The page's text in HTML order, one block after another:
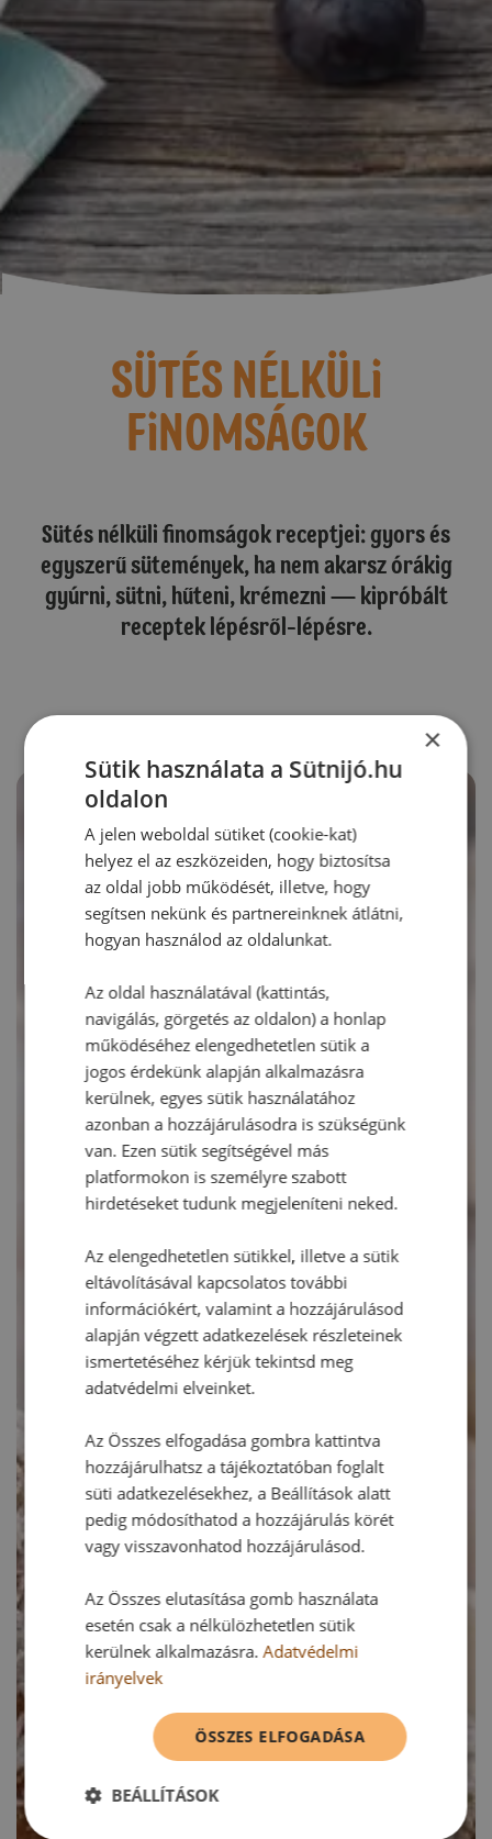
SÜTÉS NÉLKÜLi
FiNOMSÁGOK
Sütés nélküli finomságok receptjei: gyors és
egyszerű sütemények, ha nem akarsz órákig
gyúrni, sütni, hűteni, krémezni — kipróbált
receptek lépésről-lépésre.
×
Sütik használata a Sütnijó.hu
oldalon
A jelen weboldal sütiket (cookie-kat)
helyez el az eszközeiden, hogy biztosítsa
az oldal jobb működését, illetve, hogy
segítsen nekünk és partnereinknek átlátni,
hogyan használod az oldalunkat.
Az oldal használatával (kattintás,
navigálás, görgetés az oldalon) a honlap
működéséhez elengedhetetlen sütik a
jogos érdekünk alapján alkalmazásra
kerülnek, egyes sütik használatához
azonban a hozzájárulásodra is szükségünk
van. Ezen sütik segítségével más
platformokon is személyre szabott
hirdetéseket tudunk megjeleníteni neked.
Az elengedhetetlen sütikkel, illetve a sütik
eltávolításával kapcsolatos további
információkért, valamint a hozzájárulásod
alapján végzett adatkezelések részleteinek
ismertetéséhez kérjük tekintsd meg
adatvédelmi elveinket.
Az Összes elfogadása gombra kattintva
hozzájárulhatsz a tájékoztatóban foglalt
süti adatkezelésekhez, a Beállítások alatt
pedig módosíthatod a hozzájárulás körét
vagy visszavonhatod hozzájárulásod.
Az Összes elutasítása gomb használata
esetén csak a nélkülözhetetlen sütik
kerülnek alkalmazásra.Adatvédelmi
irányelvek
ÖSSZES ELFOGADÁSA
BEÁLLÍTÁSOK